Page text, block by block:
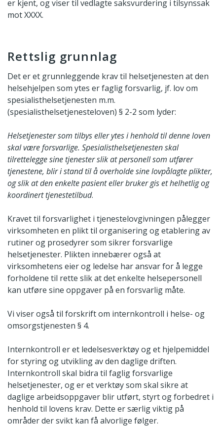
er kjent, og viser til vedlagte saksvurdering i tilsynssak
mot XXXX.
Rettslig grunnlag
Det er et grunnleggende krav til helsetjenesten at den
helsehjelpen som ytes er faglig forsvarlig, jf. lov om
spesialisthelsetjenesten m.m.
(spesialisthelsetjenesteloven) § 2-2 som lyder:
Helsetjenester som tilbys eller ytes i henhold til denne loven
skal være forsvarlige. Spesialisthelsetjenesten skal
tilrettelegge sine tjenester slik at personell som utfører
tjenestene, blir i stand til å overholde sine lovpålagte plikter,
og slik at den enkelte pasient eller bruker gis et helhetlig og
koordinert tjenestetilbud.
Kravet til forsvarlighet i tjenestelovgivningen pålegger
virksomheten en plikt til organisering og etablering av
rutiner og prosedyrer som sikrer forsvarlige
helsetjenester. Plikten innebærer også at
virksomhetens eier og ledelse har ansvar for å legge
forholdene til rette slik at det enkelte helsepersonell
kan utføre sine oppgaver på en forsvarlig måte.
Vi viser også til forskrift om internkontroll i helse- og
omsorgstjenesten § 4.
Internkontroll er et ledelsesverktøy og et hjelpemiddel
for styring og utvikling av den daglige driften.
Internkontroll skal bidra til faglig forsvarlige
helsetjenester, og er et verktøy som skal sikre at
daglige arbeidsoppgaver blir utført, styrt og forbedret i
henhold til lovens krav. Dette er særlig viktig på
områder der svikt kan få alvorlige følger.